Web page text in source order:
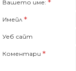
Вашето име:
Имейл
Уеб сайт
Коментари